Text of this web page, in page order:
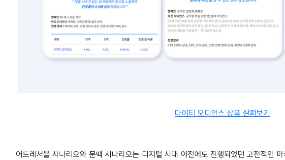
다이티 오디언스 상품 살펴보기
어드레서블 시나리오와 문맥 시나리오는 디지털 시대 이전에도 진행되었던 고전적인